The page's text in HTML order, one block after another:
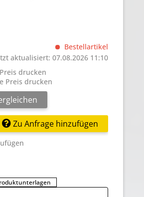
Bestellartikel
aktualisiert: 07.08.2026 11:10
drucken
Preis drucken
Zu Anfrage hinzufügen